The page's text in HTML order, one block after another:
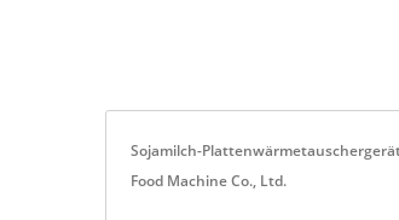
Sojamilch-
Food Machine Co., Ltd.